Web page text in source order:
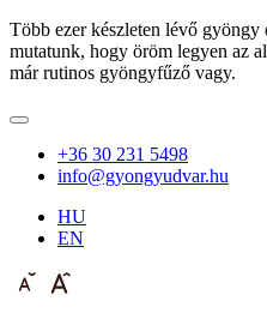
Több ezer készleten lévő
mutatunk, hogy öröm legyen az
már rutinos gyöngyfűző vagy.
+36 30 231 5498
info@gyongyudvar.hu
HU
EN